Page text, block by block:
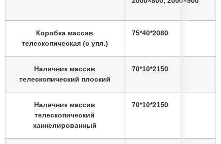
Цоколь
Все полотна производятся с
Стандартными по высоте
считаются
Коробка массив
телескопическая (с упл.)
75*40*2080
Наличник массив
телескопический плоский
70*10*2150
Наличник массив
телескопический
каннелированный
70*10*2150